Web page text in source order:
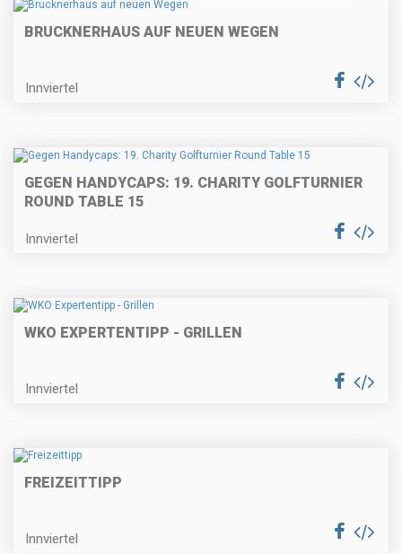
BRUCKNERHAUS AUF NEUEN WEGEN
Innviertel
GEGEN HANDYCAPS: 19. CHARITY GOLFTURNIER
ROUND TABLE 15
Innviertel
WKO EXPERTENTIPP - GRILLEN
Innviertel
FREIZEITTIPP
Innviertel